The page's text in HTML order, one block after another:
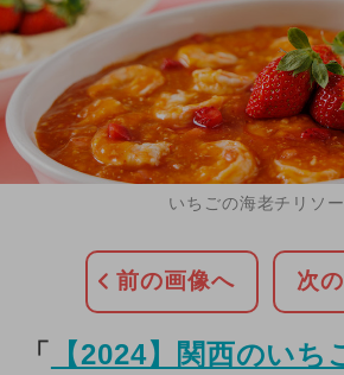
いちごの海老チリソ
前の画像へ 次
「 【2024】関西のいち